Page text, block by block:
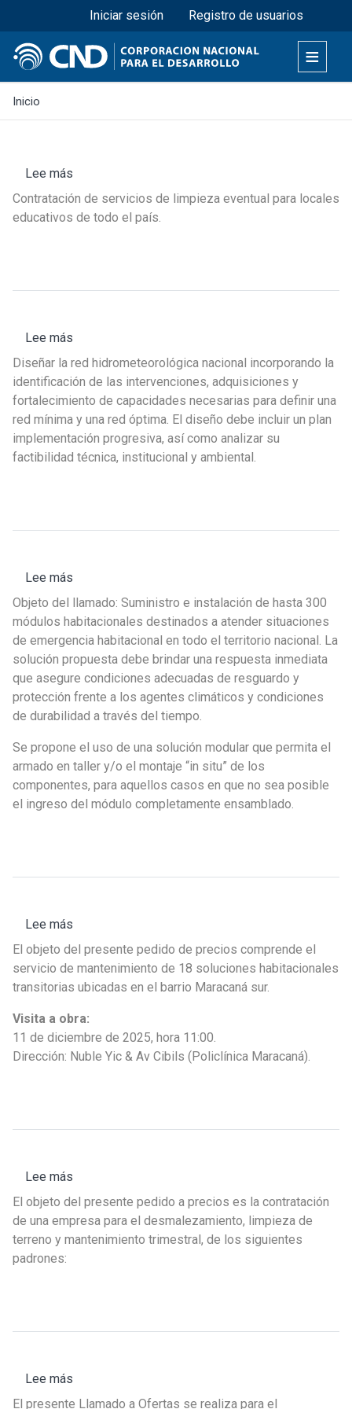
Pasar
al
contenido
principal
Menú superior
Iniciar sesión Registro de usuarios
Inicio
Lee más
Llamado
Nº
–
eventual
Contratación de servicios de limpieza eventual para locales
educativos de todo el país.
Lee más
Llamado
PPF
102
-
02:
Firma
en
Diseñar la red hidrometeorológica nacional incorporando la
identificación de las intervenciones, adquisiciones y
fortalecimiento de capacidades necesarias para definir una
red mínima y una red óptima. El diseño debe incluir un plan
implementación progresiva, así como analizar su
factibilidad técnica, institucional y ambiental.
Lee más
Llamado
a
ofertas
N°
03/2025
-
FISU:
de
emergencia
habitacional
Objeto del llamado: Suministro e instalación de hasta 300
módulos habitacionales destinados a atender situaciones
de emergencia habitacional en todo el territorio nacional. La
solución propuesta debe brindar una respuesta inmediata
que asegure condiciones adecuadas de resguardo y
protección frente a los agentes climáticos y condiciones
de durabilidad a través del tiempo.
Se propone el uso de una solución modular que permita el
armado en taller y/o el montaje “in situ” de los
componentes, para aquellos casos en que no sea posible
el ingreso del módulo completamente ensamblado.
Lee más
Pedido
de
Precios
-
FISU:
Servicio
barrio
El objeto del presente pedido de precios comprende el
servicio de mantenimiento de 18 soluciones habitacionales
transitorias ubicadas en el barrio Maracaná sur.
Visita a obra:
11 de diciembre de 2025, hora 11:00.
Dirección: Nuble Yic & Av Cibils (Policlínica Maracaná).
Lee más
Pedido
a
precios
INAU
El objeto del presente pedido a precios es la contratación
de una empresa para el desmalezamiento, limpieza de
terreno y mantenimiento trimestral, de los siguientes
padrones:
Lee más
Llamado
El presente Llamado a Ofertas se realiza para el